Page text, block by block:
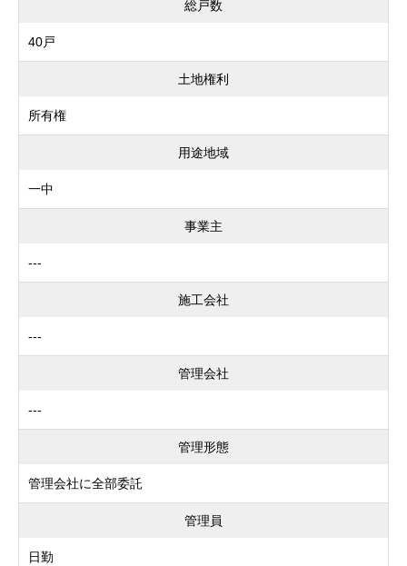
総戸数
40戸
土地権利
所有権
用途地域
一中
事業主
---
施工会社
---
管理会社
---
管理形態
管理会社に全部委託
管理員
日勤